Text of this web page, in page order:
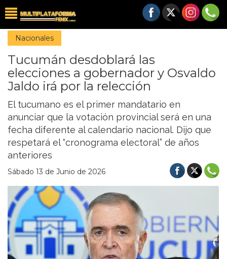
Nacionales
Tucumán desdoblará las
elecciones a gobernador y Osvaldo
Jaldo irá por la relección
El tucumano es el primer mandatario en
anunciar que la votación provincial será en una
fecha diferente al calendario nacional. Dijo que
respetará el “cronograma electoral” de años
anteriores
Sábado 13 de Junio de 2026